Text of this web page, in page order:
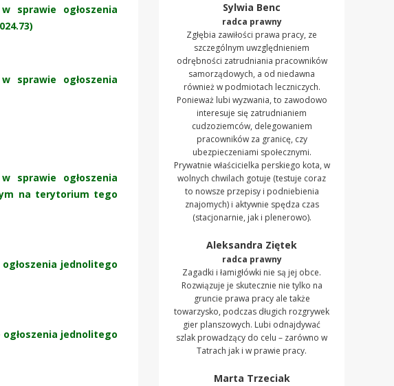
sprawie ogłoszenia
sprawie ogłoszenia
sprawie ogłoszenia
na terytorium tego
jednolitego
jednolitego
Sylwia Benc
radca prawny
Zgłębia zawiłości prawa pracy, ze
szczególnym uwzględnieniem
odrębności zatrudniania pracowników
samorządowych, a od niedawna
również w podmiotach leczniczych.
Ponieważ lubi wyzwania, to zawodowo
interesuje się zatrudnianiem
cudzoziemców, delegowaniem
pracowników za granicę, czy
ubezpieczeniami społecznymi.
Prywatnie właścicielka perskiego kota, w
wolnych chwilach gotuje (testuje coraz
to nowsze przepisy i podniebienia
znajomych) i aktywnie spędza czas
(stacjonarnie, jak i plenerowo).
Aleksandra Ziętek
radca prawny
Zagadki i łamigłówki nie są jej obce.
Rozwiązuje je skutecznie nie tylko na
gruncie prawa pracy ale także
towarzysko, podczas długich rozgrywek
gier planszowych. Lubi odnajdywać
szlak prowadzący do celu – zarówno w
Tatrach jak i w prawie pracy.
Marta Trzeciak